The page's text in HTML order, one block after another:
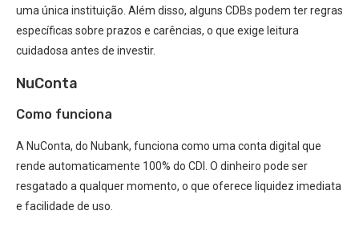
uma única instituição. Além disso, alguns CDBs podem ter regras
específicas sobre prazos e carências, o que exige leitura
cuidadosa antes de investir.
NuConta
Como funciona
A NuConta, do Nubank, funciona como uma conta digital que
rende automaticamente 100% do CDI. O dinheiro pode ser
resgatado a qualquer momento, o que oferece liquidez imediata
e facilidade de uso.